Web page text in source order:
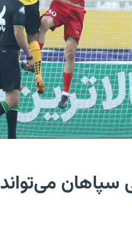
سپاهان می‌تواند